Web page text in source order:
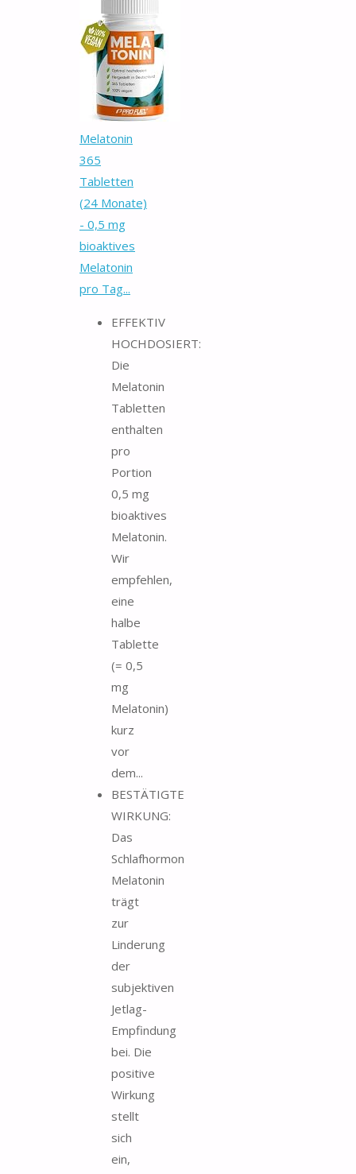
Melatonin
365
Tabletten
(24 Monate)
- 0,5 mg
bioaktives
Melatonin
pro Tag...
EFFEKTIV
HOCHDOSIERT:
Die
Melatonin
Tabletten
enthalten
pro
Portion
0,5 mg
bioaktives
Melatonin.
Wir
empfehlen,
eine
halbe
Tablette
(= 0,5
mg
Melatonin)
kurz
vor
dem...
BESTÄTIGTE
WIRKUNG:
Das
Schlafhormon
Melatonin
trägt
zur
Linderung
der
subjektiven
Jetlag-
Empfindung
bei. Die
positive
Wirkung
stellt
sich
ein,